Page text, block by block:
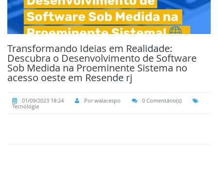
Transformando Ideias em Realidade:
Descubra o Desenvolvimento de Software
Sob Medida na Proeminente Sistema no
acesso oeste em Resende rj
01/09/2023 18:24 Por walacespo
0 Comentário(s)
Tecnologia